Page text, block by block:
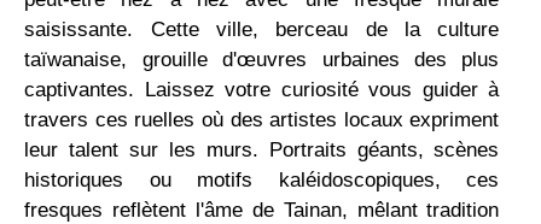
saisissante. Cette ville, berceau de la culture
taïwanaise, grouille d'œuvres urbaines des plus
captivantes. Laissez votre curiosité vous guider à
travers ces ruelles où des artistes locaux expriment
leur talent sur les murs. Portraits géants, scènes
historiques ou motifs kaléidoscopiques, ces
fresques reflètent l'âme de Tainan, mêlant tradition